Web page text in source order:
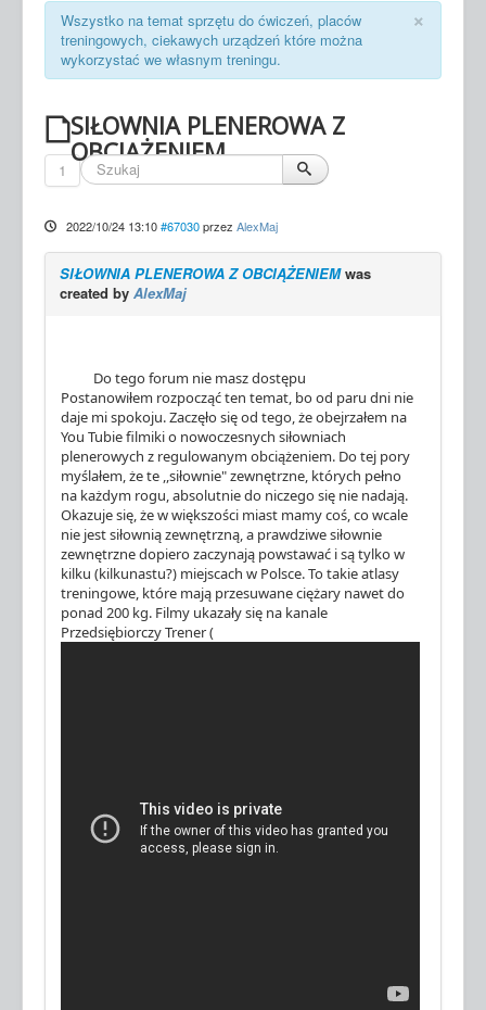
Mapy treningowe
Newsletter
×
Wszystko na temat sprzętu do ćwiczeń, placów
treningowych, ciekawych urządzeń które można
wykorzystać we własnym treningu.
SIŁOWNIA PLENEROWA Z
OBCIĄŻENIEM
1
2022/10/24 13:10 #67030 przez AlexMaj
SIŁOWNIA PLENEROWA Z OBCIĄŻENIEMwas
created by AlexMaj
Do tego forum nie masz dostępu
Postanowiłem rozpocząć ten temat, bo od paru dni nie
daje mi spokoju. Zaczęło się od tego, że obejrzałem na
You Tubie filmiki o nowoczesnych siłowniach
plenerowych z regulowanym obciążeniem. Do tej pory
myślałem, że te ,,siłownie" zewnętrzne, których pełno
na każdym rogu, absolutnie do niczego się nie nadają.
Okazuje się, że w większości miast mamy coś, co wcale
nie jest siłownią zewnętrzną, a prawdziwe siłownie
zewnętrzne dopiero zaczynają powstawać i są tylko w
kilku (kilkunastu?) miejscach w Polsce. To takie atlasy
treningowe, które mają przesuwane ciężary nawet do
ponad 200 kg. Filmy ukazały się na kanale
Przedsiębiorczy Trener (